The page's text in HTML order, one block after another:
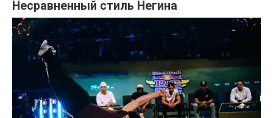
Несравненный стиль Негина